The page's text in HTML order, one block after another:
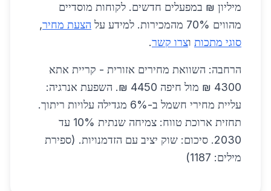
מיליון ₪ במפעלים חדשים. לקוחות מוסדיים
מהווים 70% מהמכירות. למידע על
הצעת מחיר,
סוגי מתכות וצרו קשר.
הרחבה: השוואת מחירים אזורית - קריית אתא
4300 ₪ מול חיפה 4450 ₪. השפעת אנרגיה:
עליית מחירי חשמל ב-6% מגדילה עלויות ריתוך.
תחזית ארוכת טווח: צמיחה שנתית 10% עד
2030. סיכום: שוק יציב עם הזדמנויות. (ספירת
מילים: 1187)